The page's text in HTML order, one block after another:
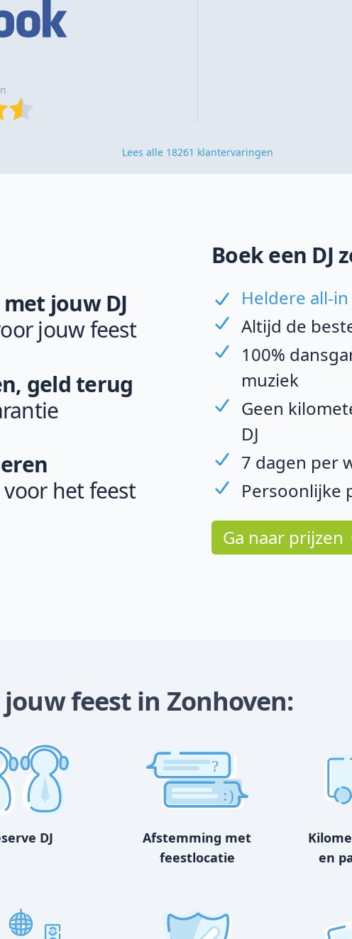
Lees alle 18261 klantervaringen
jouw DJ
jouw feest
geld terug
het feest
Boek een DJ
Heldere all-
Altijd de
100%
muziek
Geen
DJ
7 dagen per
Persoonlijke
Ga naar prijzen
feest in Zonhoven:
DJ
?
:)
Afstemming met
feestlocatie
en